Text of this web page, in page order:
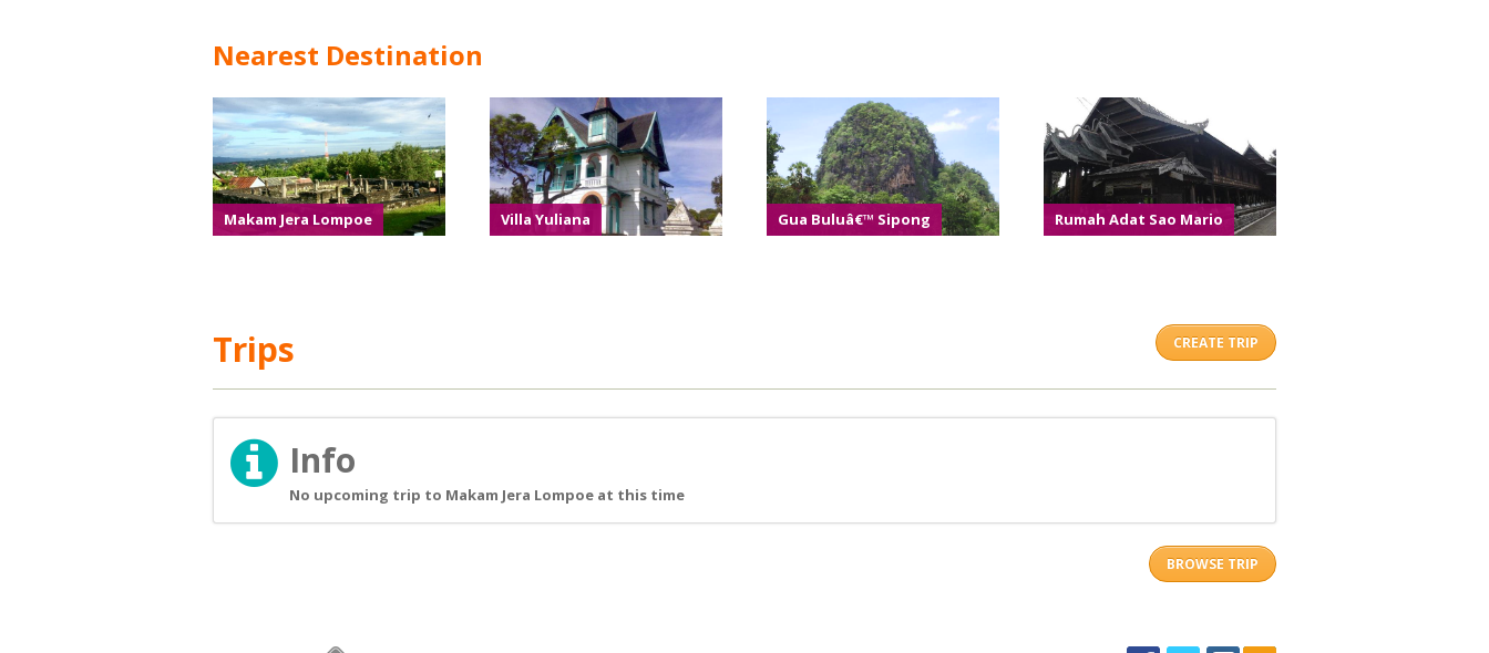
Nearest Destination
Makam Jera Lompoe Villa Yuliana Gua Buluâ€™ Sipong Rumah Adat Sao Mario
Trips CREATE TRIP
Info
No upcoming trip to Makam Jera Lompoe at this time
BROWSE TRIP